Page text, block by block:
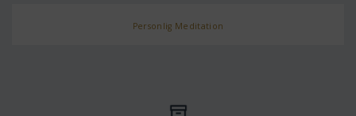
Personlig Meditation